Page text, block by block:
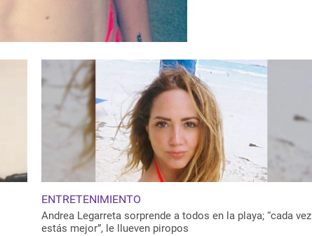
ENTRETENIMIENTO
Andrea Legarreta sorprende a todos en la playa; “cada vez
estás mejor”, le llueven piropos